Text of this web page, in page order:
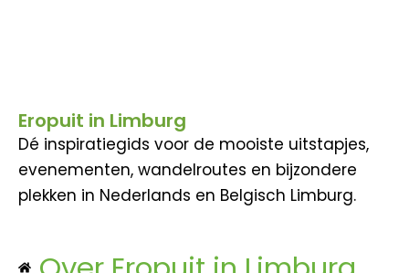
Eropuit in Limburg
Dé inspiratiegids voor de mooiste uitstapjes,
evenementen, wandelroutes en bijzondere
plekken in Nederlands en Belgisch Limburg.